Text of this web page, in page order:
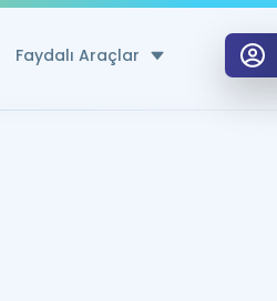
Faydalı Araçlar